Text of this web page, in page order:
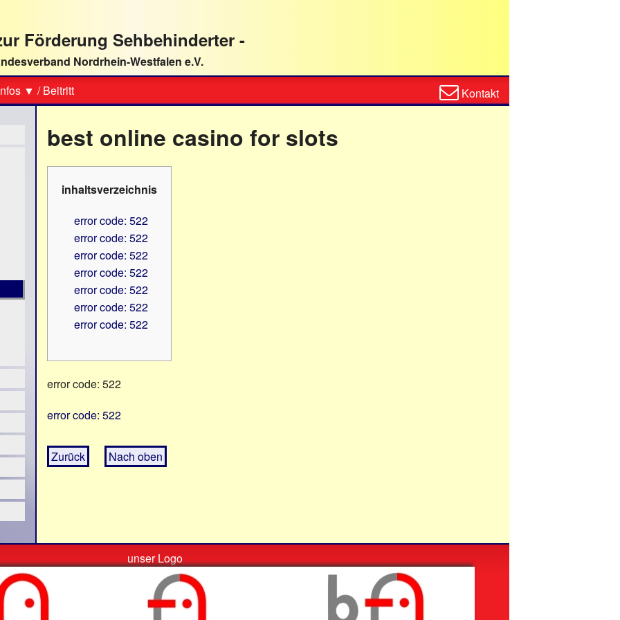
Förderung Sehbehinderter -
Nordrhein-Westfalen e.V.
▼ /Beitritt
Kontaktformular
Kontakt
best online casino for slots
inhaltsverzeichnis
error code: 522
error code: 522
error code: 522
error code: 522
error code: 522
error code: 522
error code: 522
error code: 522
error code: 522
Zurück Nach oben
unser Logo